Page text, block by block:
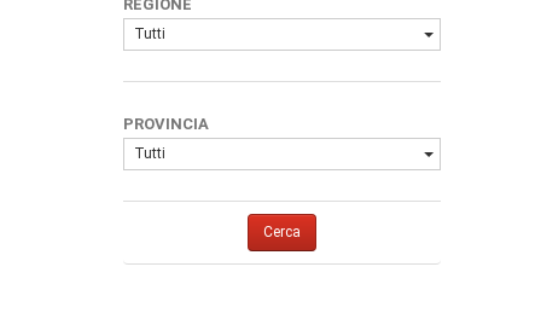
REGIONE
Tutti
PROVINCIA
Tutti
Cerca